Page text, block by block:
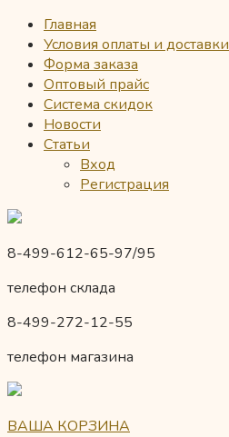
Главная
Условия оплаты и доставки
Форма заказа
Оптовый прайс
Система скидок
Новости
Статьи
Вход
Регистрация
8-499-612-65-97/95
телефон склада
8-499-272-12-55
телефон магазина
ВАША КОРЗИНА